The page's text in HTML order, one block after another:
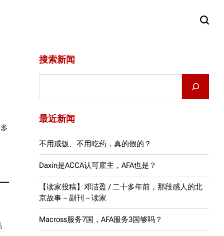
搜索新闻
最近新闻
不用戒饭、不用吃药，真的假的？
Daxin是ACCA认可雇主，AFA也是？
【读家投稿】邓洁盈 / 二十多年前，那段感人的北
京故事 – 副刊 – 读家
Macross服务7国，AFA服务3国够吗？